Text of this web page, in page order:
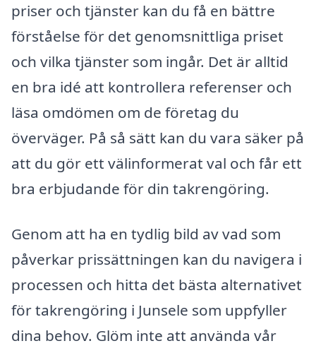
priser och tjänster kan du få en bättre
förståelse för det genomsnittliga priset
och vilka tjänster som ingår. Det är alltid
en bra idé att kontrollera referenser och
läsa omdömen om de företag du
överväger. På så sätt kan du vara säker på
att du gör ett välinformerat val och får ett
bra erbjudande för din takrengöring.
Genom att ha en tydlig bild av vad som
påverkar prissättningen kan du navigera i
processen och hitta det bästa alternativet
för takrengöring i Junsele som uppfyller
dina behov. Glöm inte att använda vår